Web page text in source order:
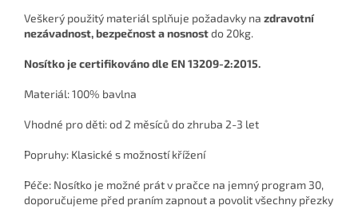
Veškerý použitý materiál splňuje požadavky na zdravotní
nezávadnost, bezpečnost a nosnostdo 20kg.
Nosítko je certifikováno dle EN 13209-2:2015.
Materiál: 100% bavlna
Vhodné pro děti: od 2 měsíců do zhruba 2-3 let
Popruhy: Klasické s možností křížení
Péče: Nosítko je možné prát v pračce na jemný program 30,
doporučujeme před praním zapnout a povolit všechny přezky